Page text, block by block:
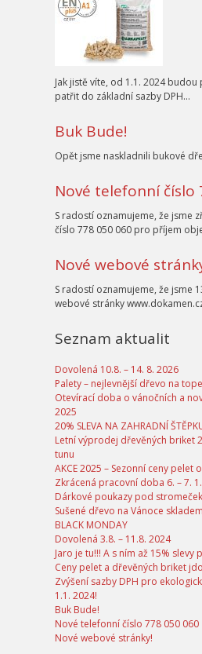
Jak jistě víte, od 1.1. 2024
patřit do základní sazby DPH…
Buk Bude!
Opět jsme naskladnili bukové
Nové telefonní číslo
S radostí oznamujeme, že jsme
číslo 778 050 060 pro příjem
Nové webové
S radostí oznamujeme, že jsme
webové stránky
Seznam aktualit
Dovolená 10.8. – 14. 8. 2026
Palety – nejlevnější dřevo na
Otevírací doba o vánočních a
2025
20% SLEVA NA ZAHRADNÍ
Letní výprodej dřevěných briket
tunu
AKCE 2025 – Sezonní ceny pelet
Zkrácená pracovní doba 6. – 7.
Dárkové poukazy pod
Sušené dřevo na Vánoce
BLACK MONDAY
Dovolená 3.8. – 11.8. 2024
Jaro je tu!!! A s ním až 15%
Ceny pelet a dřevěných briket
Zvýšení sazby DPH pro
1.1. 2024!
Buk Bude!
Nové telefonní číslo 778 050 060
Nové webové stránky!